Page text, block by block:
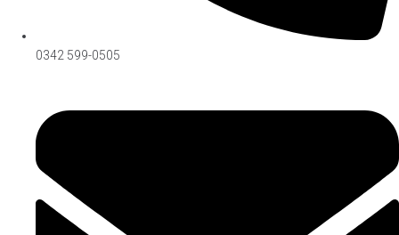
0342 599-0505